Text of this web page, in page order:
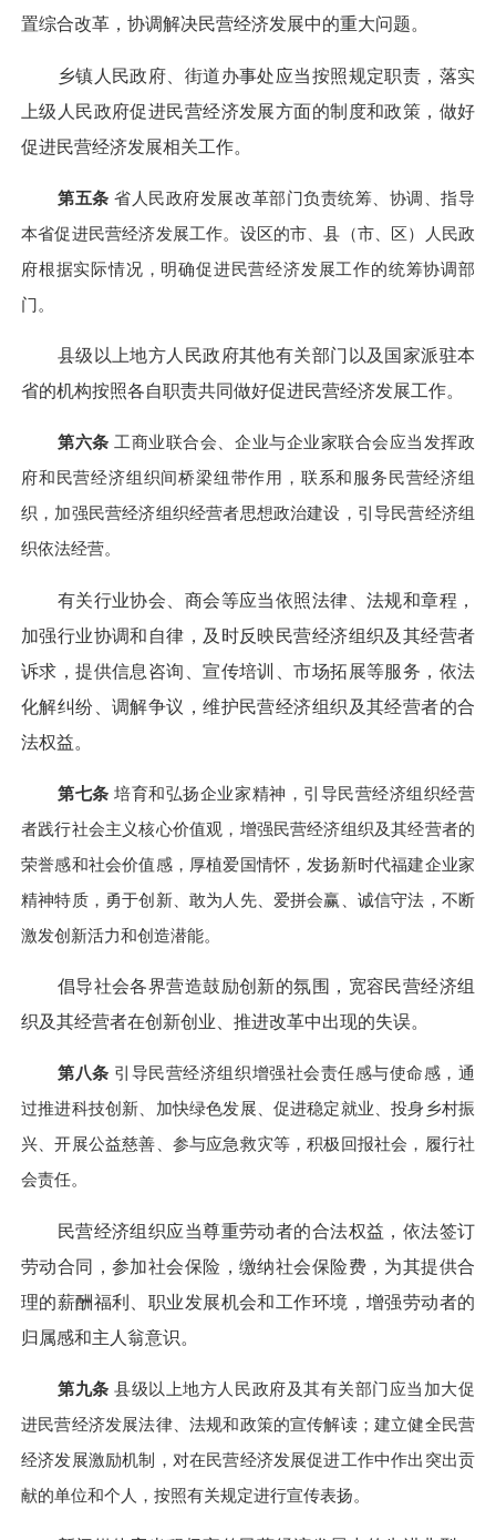
置综合改革，协调解决民营经济发展中的重大问题。
乡镇人民政府、街道办事处应当按照规定职责，落实
上级人民政府促进民营经济发展方面的制度和政策，做好
促进民营经济发展相关工作。
第五条 省人民政府发展改革部门负责统筹、协调、指导
本省促进民营经济发展工作。设区的市、县（市、区）人民政
府根据实际情况，明确促进民营经济发展工作的统筹协调部
门。
县级以上地方人民政府其他有关部门以及国家派驻本
省的机构按照各自职责共同做好促进民营经济发展工作。
第六条 工商业联合会、企业与企业家联合会应当发挥政
府和民营经济组织间桥梁纽带作用，联系和服务民营经济组
织，加强民营经济组织经营者思想政治建设，引导民营经济组
织依法经营。
有关行业协会、商会等应当依照法律、法规和章程，
加强行业协调和自律，及时反映民营经济组织及其经营者
诉求，提供信息咨询、宣传培训、市场拓展等服务，依法
化解纠纷、调解争议，维护民营经济组织及其经营者的合
法权益。
第七条 培育和弘扬企业家精神，引导民营经济组织经营
者践行社会主义核心价值观，增强民营经济组织及其经营者的
荣誉感和社会价值感，厚植爱国情怀，发扬新时代福建企业家
精神特质，勇于创新、敢为人先、爱拼会赢、诚信守法，不断
激发创新活力和创造潜能。
倡导社会各界营造鼓励创新的氛围，宽容民营经济组
织及其经营者在创新创业、推进改革中出现的失误。
第八条 引导民营经济组织增强社会责任感与使命感，通
过推进科技创新、加快绿色发展、促进稳定就业、投身乡村振
兴、开展公益慈善、参与应急救灾等，积极回报社会，履行社
会责任。
民营经济组织应当尊重劳动者的合法权益，依法签订
劳动合同，参加社会保险，缴纳社会保险费，为其提供合
理的薪酬福利、职业发展机会和工作环境，增强劳动者的
归属感和主人翁意识。
第九条 县级以上地方人民政府及其有关部门应当加大促
进民营经济发展法律、法规和政策的宣传解读；建立健全民营
经济发展激励机制，对在民营经济发展促进工作中作出突出贡
献的单位和个人，按照有关规定进行宣传表扬。